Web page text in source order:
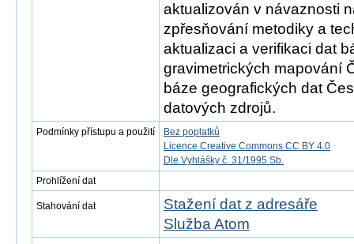
aktualizován v návaznosti
zpřesňování metodiky a
aktualizaci a verifikaci dat
gravimetrických mapování
báze geografických dat
datových zdrojů.
Podmínky přístupu a použití
Bez poplatků
Licence Creative Commons CC BY 4.0
Dle Vyhlášky č. 31/1995 Sb.
Prohlížení dat
Stahování dat
Stažení dat z adresáře
Služba Atom